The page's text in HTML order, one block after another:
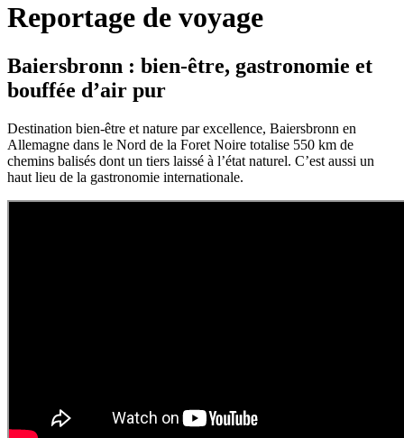
Reportage de voyage
Baiersbronn : bien-être, gastronomie et
bouffée d’air pur
Destination bien-être et nature par excellence, Baiersbronn en
Allemagne dans le Nord de la Foret Noire totalise 550 km de
chemins balisés dont un tiers laissé à l’état naturel. C’est aussi un
haut lieu de la gastronomie internationale.